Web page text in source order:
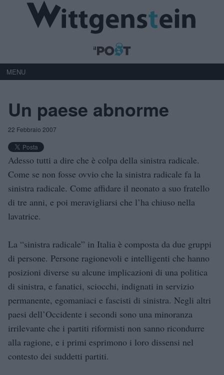
MENU
Un paese abnorme
22 Febbraio 2007
Adesso tutti a dire che è colpa della sinistra radicale.
Come se non fosse ovvio che la sinistra radicale fa la
sinistra radicale. Come affidare il neonato a suo fratello
di tre anni, e poi meravigliarsi che l’ha chiuso nella
lavatrice.
La “sinistra radicale” in Italia è composta da due gruppi
di persone. Persone ragionevoli e intelligenti che hanno
posizioni diverse su alcune implicazioni di una politica
di sinistra, e fanatici, sciocchi, indignati in servizio
permanente, egomaniaci e fascisti di sinistra. Negli altri
paesi dell’Occidente i secondi sono una minoranza
irrilevante che i partiti riformisti non sanno ricondurre
alla ragione, e i primi esprimono i loro dissensi nel
contesto dei suddetti partiti.